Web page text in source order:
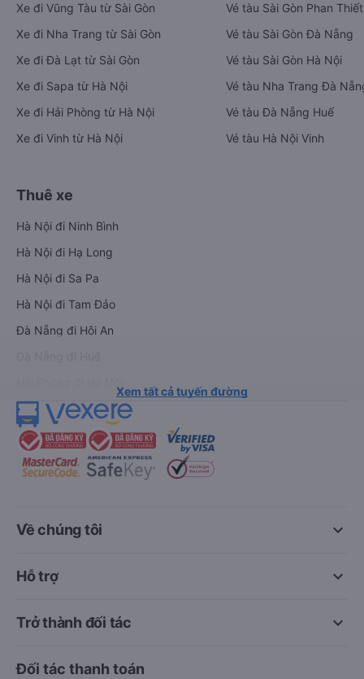
Xe đi Vũng Tàu từ Sài Gòn
Xe đi Nha Trang từ Sài Gòn
Xe đi Đà Lạt từ Sài Gòn
Xe đi Sapa từ Hà Nội
Xe đi Hải Phòng từ Hà Nội
Xe đi Vinh từ Hà Nội
Vé tàu Sài Gòn Phan Thiết
Vé tàu Sài Gòn Đà Nẵng
Vé tàu Sài Gòn Hà Nội
Vé tàu Nha Trang Đà
Vé tàu Đà Nẵng Huế
Vé tàu Hà Nội Vinh
Thuê xe
Hà Nội đi Ninh Bình
Hà Nội đi Hạ Long
Hà Nội đi Sa Pa
Hà Nội đi Tam Đảo
Đà Nẵng đi Hội An
Xem tất cả tuyến đường
keyboard_arrow_down
Về chúng tôi
keyboard_arrow_down
Hỗ trợ
keyboard_arrow_down
Trở thành đối tác
Đối tác thanh toán